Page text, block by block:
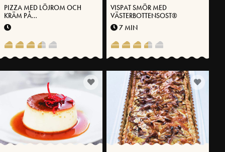
PIZZA MED LÖJROM OCH
KRÄM PÅ
VÄSTERBOTTENSOST®
VISPAT SMÖR MED
VÄSTERBOTTENSOST®
7 MIN